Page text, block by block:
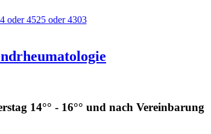
oder 4525 oder 4303
14°° - 16°° und nach Vereinbarung